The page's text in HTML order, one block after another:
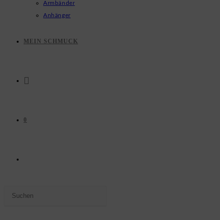
Armbänder
Anhänger
MEIN SCHMUCK
0
SUCHE